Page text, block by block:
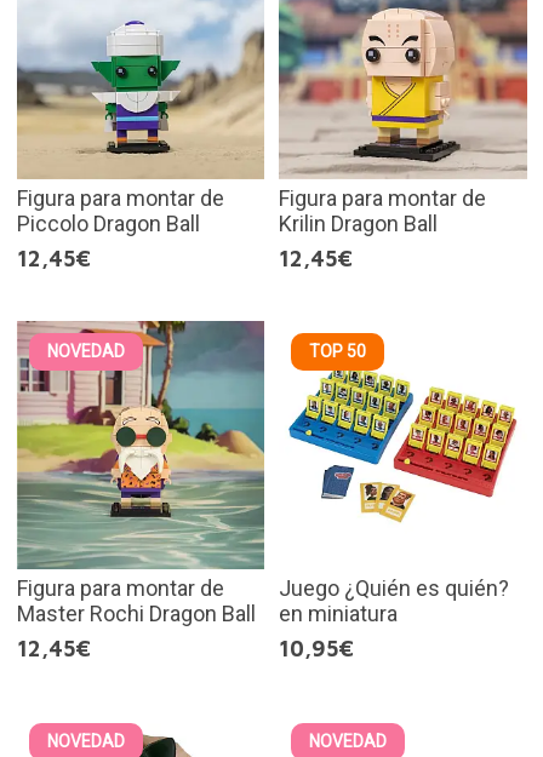
Figura para montar de
Piccolo Dragon Ball
12,45€
Figura para montar de
Krilin Dragon Ball
12,45€
NOVEDAD
Figura para montar de
Master Rochi Dragon Ball
12,45€
TOP 50
Juego ¿Quién es quién?
en miniatura
10,95€
NOVEDAD NOVEDAD